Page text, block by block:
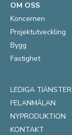
OM OSS
Koncernen
Projektutveckling
Bygg
Fastighet
LEDIGA TJÄNSTER
FELANMÄLAN
NYPRODUKTION
KONTAKT